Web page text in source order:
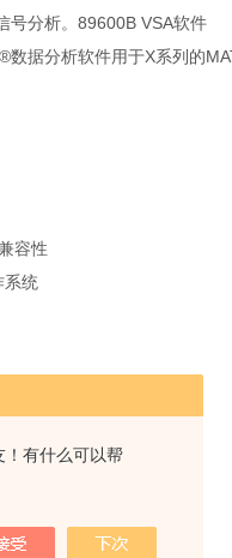
！有什么可以帮
号分析。89600B VSA软件
数据分析软件用于X系列的
容性
系统